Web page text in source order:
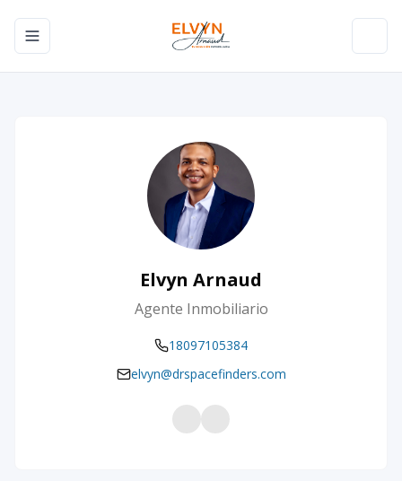
Toggle navigation menu
Elvyn Arnaud
Agente Inmobiliario
18097105384
elvyn@drspacefinders.com